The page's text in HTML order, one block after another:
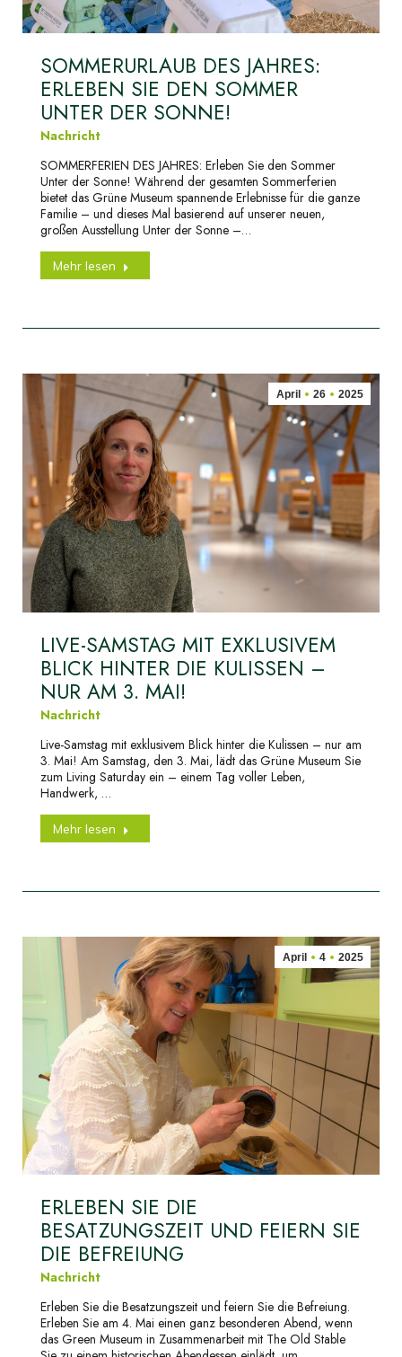
SOMMERURLAUB DES JAHRES:
ERLEBEN SIE DEN SOMMER
UNTER DER SONNE!
Nachricht
SOMMERFERIEN DES JAHRES: Erleben Sie den Sommer
Unter der Sonne! Während der gesamten Sommerferien
bietet das Grüne Museum spannende Erlebnisse für die ganze
Familie – und dieses Mal basierend auf unserer neuen,
großen Ausstellung Unter der Sonne –…
Mehr lesen
April 26 2025
LIVE-SAMSTAG MIT EXKLUSIVEM
BLICK HINTER DIE KULISSEN –
NUR AM 3. MAI!
Nachricht
Live-Samstag mit exklusivem Blick hinter die Kulissen – nur am
3. Mai! Am Samstag, den 3. Mai, lädt das Grüne Museum Sie
zum Living Saturday ein – einem Tag voller Leben,
Handwerk, …
Mehr lesen
April 4 2025
ERLEBEN SIE DIE
BESATZUNGSZEIT UND FEIERN SIE
DIE BEFREIUNG
Nachricht
Erleben Sie die Besatzungszeit und feiern Sie die Befreiung.
Erleben Sie am 4. Mai einen ganz besonderen Abend, wenn
das Green Museum in Zusammenarbeit mit The Old Stable